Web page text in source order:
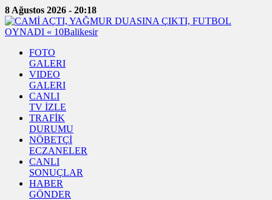
8 Ağustos 2026 - 20:18
FOTO
GALERI
VIDEO
GALERI
CANLI
TV İZLE
TRAFİK
DURUMU
NÖBETÇİ
ECZANELER
CANLI
SONUÇLAR
HABER
GÖNDER